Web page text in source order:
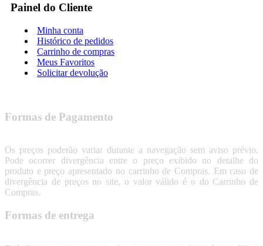
Painel do Cliente
Minha conta
Histórico de pedidos
Carrinho de compras
Meus Favoritos
Solicitar devolução
Formas de Pagamento
Os preços poderão variar durante a navegação sem aviso prévio.
Pode ocorrer divergência entre o preço exibido no detalhe do
produto e preço apresentado no carrinho de Compras. Em caso de
divergência de preços no site, o valor válido é o do Carrinho de
Compras.
Formas de entrega